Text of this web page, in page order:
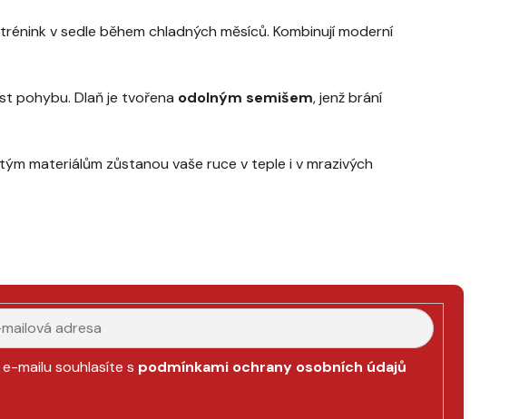
v sedle během chladných měsíců. Kombinují moderní
pohybu. Dlaň je tvořena odolným semišem, jenž brání
materiálům zůstanou vaše ruce v teple i v mrazivých
mailu souhlasíte s podmínkami ochrany osobních údajů